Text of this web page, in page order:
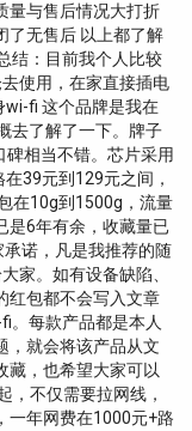
量与售后情况大打折
了无售后 以上都了解
结：目前我个人比较
使用，在家直接插电
wi-fi 这个品牌是我在
去了解了一下。牌子
相当不错。芯片采用
39元到129元之间，
在10g到1500g，流量
是6年有余，收藏量已
诺，凡是我推荐的随
家。如有设备缺陷、
红包都不会写入文章
。每款产品都是本人
，就会将该产品从文
藏，也希望大家可以
，不仅需要拉网线，
一年网费在1000元+路